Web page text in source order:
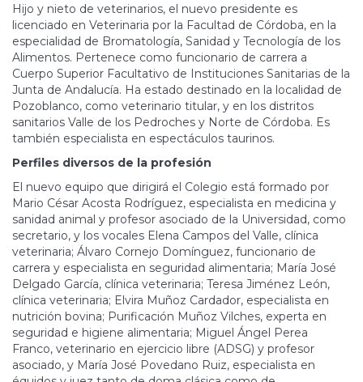
Hijo y nieto de veterinarios, el nuevo presidente es
licenciado en Veterinaria por la Facultad de Córdoba, en la
especialidad de Bromatología, Sanidad y Tecnología de los
Alimentos. Pertenece como funcionario de carrera a
Cuerpo Superior Facultativo de Instituciones Sanitarias de la
Junta de Andalucía. Ha estado destinado en la localidad de
Pozoblanco, como veterinario titular, y en los distritos
sanitarios Valle de los Pedroches y Norte de Córdoba. Es
también especialista en espectáculos taurinos.
Perfiles diversos de la profesión
El nuevo equipo que dirigirá el Colegio está formado por
Mario César Acosta Rodríguez, especialista en medicina y
sanidad animal y profesor asociado de la Universidad, como
secretario, y los vocales Elena Campos del Valle, clínica
veterinaria; Álvaro Cornejo Domínguez, funcionario de
carrera y especialista en seguridad alimentaria; María José
Delgado García, clínica veterinaria; Teresa Jiménez León,
clínica veterinaria; Elvira Muñoz Cardador, especialista en
nutrición bovina; Purificación Muñoz Vilches, experta en
seguridad e higiene alimentaria; Miguel Ángel Perea
Franco, veterinario en ejercicio libre (ADSG) y profesor
asociado, y María José Povedano Ruiz, especialista en